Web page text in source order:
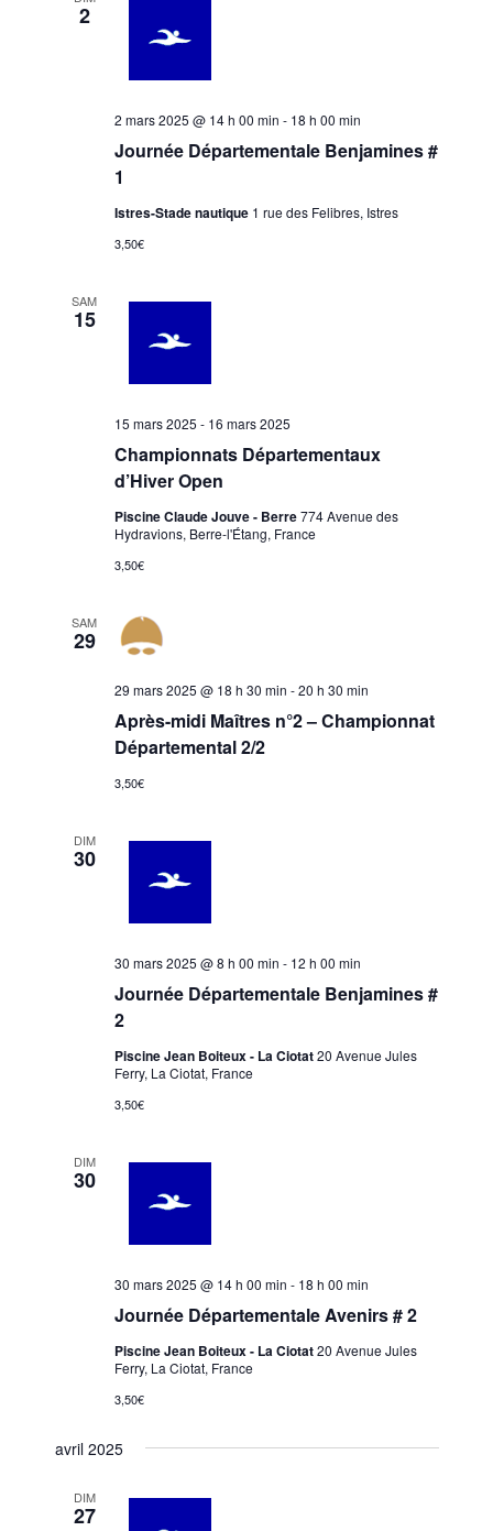
2
Journée Départementale Benjamines #
1
2 mars 2025 @ 14 h 00 min - 18 h 00 min
Istres-Stade nautique 1 rue des Felibres, Istres
3,50€
SAM
15
Championnats Départementaux
d’Hiver Open
15 mars 2025 - 16 mars 2025
Piscine Claude Jouve - Berre774 Avenue des
Hydravions, Berre-l'Étang, France
3,50€
SAM
29
Après-midi Maîtres n°2 – Championnat
Départemental 2/2
29 mars 2025 @ 18 h 30 min -20 h 30 min
3,50€
DIM
30
Journée Départementale Benjamines #
2
30 mars 2025 @ 8 h 00 min - 12 h 00 min
Piscine Jean Boiteux - La Ciotat20 Avenue Jules
Ferry, La Ciotat, France
3,50€
DIM
30
Journée Départementale Avenirs # 2
30 mars 2025 @ 14 h 00 min - 18 h 00 min
Piscine Jean Boiteux - La Ciotat20 Avenue Jules
Ferry, La Ciotat, France
3,50€
avril 2025
DIM
27